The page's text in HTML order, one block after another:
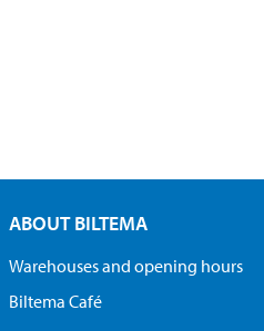
ABOUT BILTEMA
Warehouses and opening hours
Biltema Café